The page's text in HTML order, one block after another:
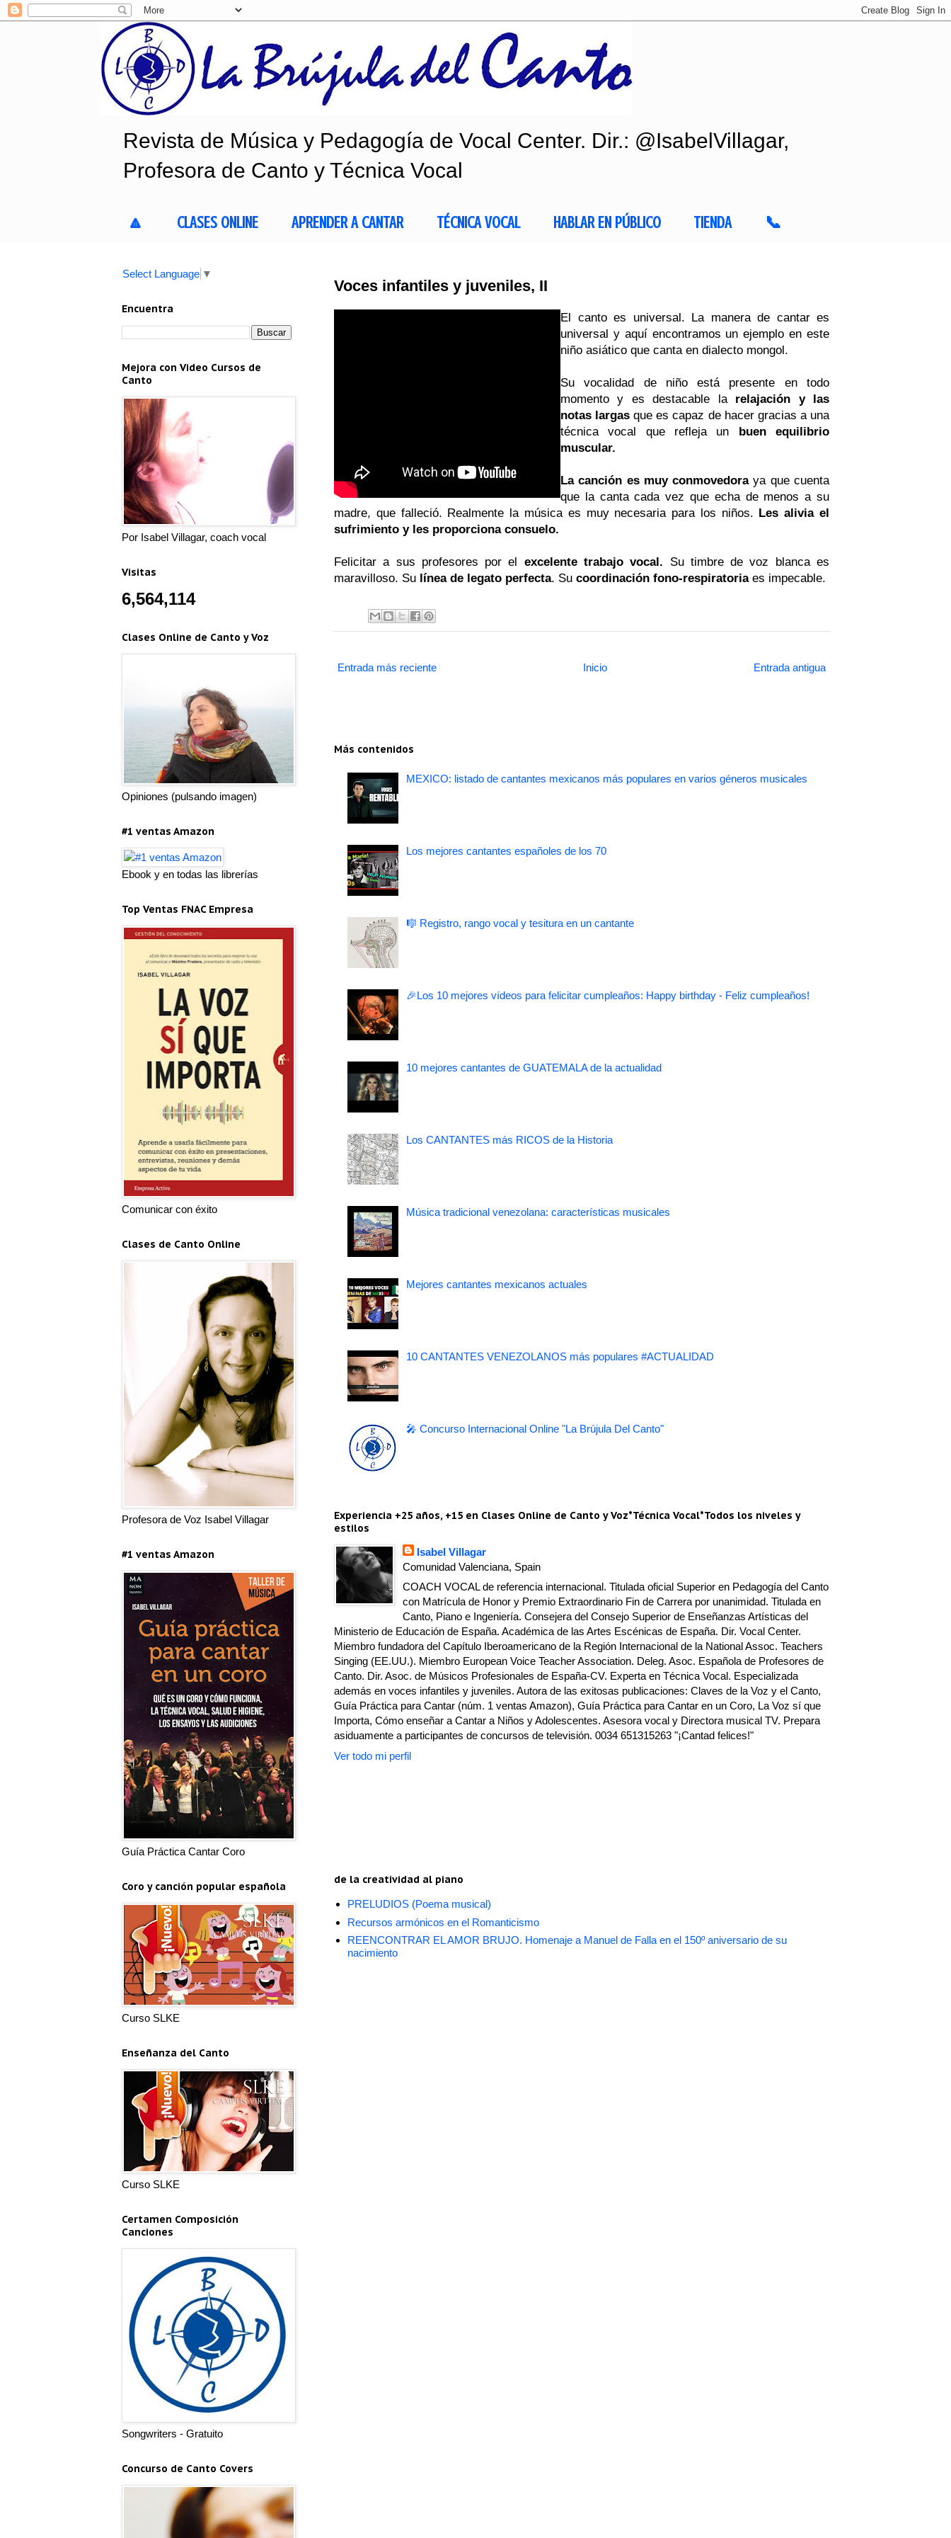
Revista de Música y Pedagogía de Vocal Center. Dir.: @IsabelVillagar,
Profesora de Canto y Técnica Vocal
🔼 CLASES ONLINE APRENDER A CANTAR TÉCNICA VOCAL HABLAR EN PÚBLICO TIENDA 📞
Voces infantiles y juveniles, II
El canto es universal. La manera de cantar es
universal y aquí encontramos un ejemplo en este
niño asiático que canta en dialecto mongol.
Su vocalidad de niño está presente en todo
momento y es destacable la relajación y las
notas largasque es capaz de hacer gracias a una
técnica vocal que refleja un buen equilibrio
muscular.
La canción es muy conmovedoraya que cuenta
que la canta cada vez que echa de menos a su
madre, que falleció. Realmente la música es muy necesaria para los niños. Les alivia el
sufrimiento y les proporciona consuelo.
Felicitar a sus profesores por el excelente trabajo vocal. Su timbre de voz blanca es
maravilloso. Su línea de legato perfecta. Su coordinación fono-respiratoria es impecable.
Entrada más reciente Entrada antigua
Inicio
Más contenidos
MEXICO: listado de cantantes mexicanos más populares en varios géneros musicales
Los mejores cantantes españoles de los 70
🎼 Registro, rango vocal y tesitura en un cantante
🎉Los 10 mejores vídeos para felicitar cumpleaños: Happy birthday - Feliz cumpleaños!
10 mejores cantantes de GUATEMALA de la actualidad
Los CANTANTES más RICOS de la Historia
Música tradicional venezolana: características musicales
Mejores cantantes mexicanos actuales
10 CANTANTES VENEZOLANOS más populares #ACTUALIDAD
🎤 Concurso Internacional Online "La Brújula Del Canto"
Experiencia +25 años, +15 en Clases Online de Canto y Voz*Técnica Vocal*Todos los niveles y
estilos
Isabel Villagar
Comunidad Valenciana, Spain
COACH VOCAL de referencia internacional. Titulada oficial Superior en Pedagogía del Canto
con Matrícula de Honor y Premio Extraordinario Fin de Carrera por unanimidad. Titulada en
Canto, Piano e Ingeniería. Consejera del Consejo Superior de Enseñanzas Artísticas del
Ministerio de Educación de España. Académica de las Artes Escénicas de España. Dir. Vocal Center.
Miembro fundadora del Capítulo Iberoamericano de la Región Internacional de la National Assoc. Teachers
Singing (EE.UU.). Miembro European Voice Teacher Association. Deleg. Asoc. Española de Profesores de
Canto. Dir. Asoc. de Músicos Profesionales de España-CV. Experta en Técnica Vocal. Especializada
además en voces infantiles y juveniles. Autora de las exitosas publicaciones: Claves de la Voz y el Canto,
Guía Práctica para Cantar (núm. 1 ventas Amazon), Guía Práctica para Cantar en un Coro, La Voz sí que
Importa, Cómo enseñar a Cantar a Niños y Adolescentes. Asesora vocal y Directora musical TV. Prepara
asiduamente a participantes de concursos de televisión. 0034 651315263 "¡Cantad felices!"
Ver todo mi perfil
de la creatividad al piano
PRELUDIOS (Poema musical)
Recursos armónicos en el Romanticismo
REENCONTRAR EL AMOR BRUJO. Homenaje a Manuel de Falla en el 150º aniversario de su
nacimiento
Select Language ▼
Encuentra
Mejora con Video Cursos de
Canto
Por Isabel Villagar, coach vocal
Visitas
6,564,114
Clases Online de Canto y Voz
Opiniones (pulsando imagen)
#1 ventas Amazon
Ebook y en todas las librerías
Top Ventas FNAC Empresa
Comunicar con éxito
Clases de Canto Online
Profesora de Voz Isabel Villagar
#1 ventas Amazon
Guía Práctica Cantar Coro
Coro y canción popular española
Curso SLKE
Enseñanza del Canto
Curso SLKE
Certamen Composición
Canciones
Songwriters - Gratuito
Concurso de Canto Covers